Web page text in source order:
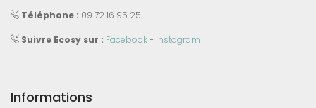
Téléphone : 09 72 16 95 25
Suivre Ecosy sur : Facebook- Instagram
Informations